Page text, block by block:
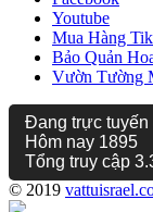
Youtube
Mua Hàng
Bảo Quản
Vườn Tường
Đang trực tuyến
Hôm nay 1895
Tổng truy cập
© 2019